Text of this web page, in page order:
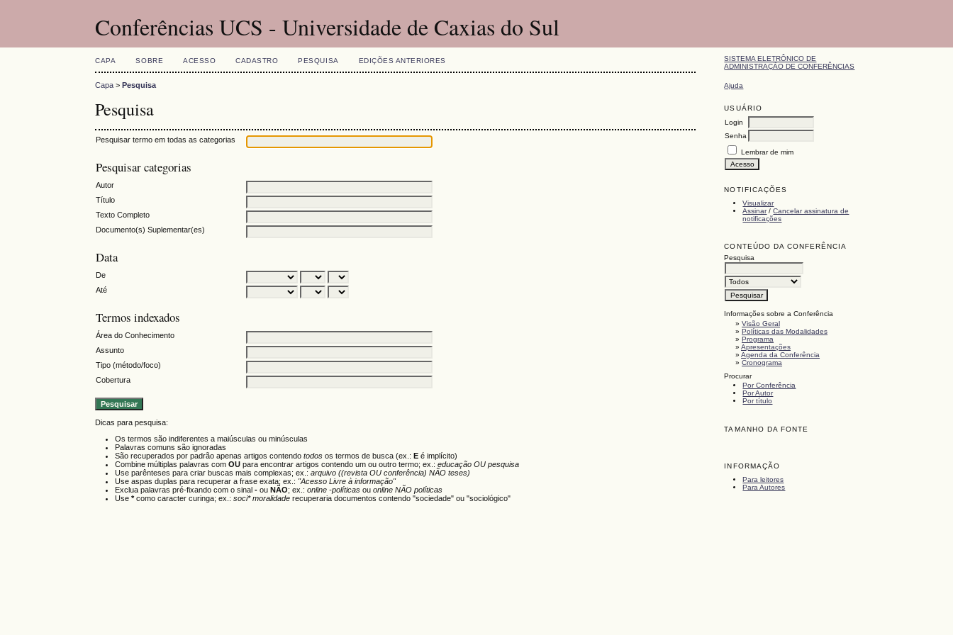
Conferências UCS - Universidade de Caxias do Sul
SISTEMA ELETRÔNICO DE
ADMINISTRAÇÃO DE CONFERÊNCIAS
Ajuda
USUÁRIO
Login
Senha
Lembrar de mim
NOTIFICAÇÕES
Visualizar
Assinar/Cancelar assinatura de
notificações
CONTEÚDO DA CONFERÊNCIA
Pesquisa
Informações sobre a Conferência
»Visão Geral
»Políticas das Modalidades
»Programa
»Apresentações
»Agenda da Conferência
»Cronograma
Procurar
Por Conferência
Por Autor
Por título
TAMANHO DA FONTE
INFORMAÇÃO
Para leitores
Para Autores
CAPA SOBRE ACESSO CADASTRO PESQUISA EDIÇÕES ANTERIORES
Capa >Pesquisa
Pesquisa
Pesquisar termo em todas as categorias
Pesquisar categorias
Autor
Título
Texto Completo
Documento(s) Suplementar(es)
Data
De
Até
Termos indexados
Área do Conhecimento
Assunto
Tipo (método/foco)
Cobertura
Dicas para pesquisa:
Os termos são indiferentes a maiúsculas ou minúsculas
Palavras comuns são ignoradas
São recuperados por padrão apenas artigos contendotodos os termos de busca (ex.: E é implícito)
Combine múltiplas palavras comOU para encontrar artigos contendo um ou outro termo; ex.:educação OU pesquisa
Use parênteses para criar buscas mais complexas; ex.:arquivo ((revista OU conferência) NÃO teses)
Use aspas duplas para recuperar a frase exata; ex.: "Acesso Livre à informação"
Exclua palavras pré-fixando com o sinal- ou NÃO; ex.:online -políticas ouonline NÃO políticas
Use*como caracter curinga; ex.:soci* moralidade recuperaria documentos contendo "sociedade" ou "sociológico"